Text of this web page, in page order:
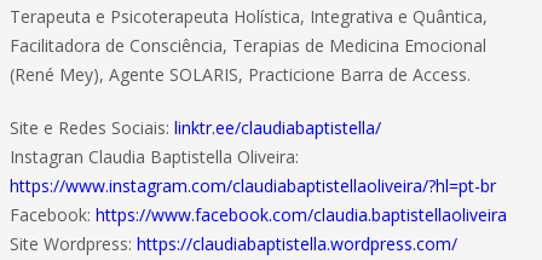
Terapeuta e Psicoterapeuta Holística, Integrativa e Quântica,
Facilitadora de Consciência, Terapias de Medicina Emocional
(René Mey), Agente SOLARIS, Practicione Barra de Access.
Site e Redes Sociais: linktr.ee/claudiabaptistella/
Instagran Claudia Baptistella Oliveira:
https://www.instagram.com/claudiabaptistellaoliveira/?hl=pt-br
Facebook: https://www.facebook.com/claudia.baptistellaoliveira
Site Wordpress: https://claudiabaptistella.wordpress.com/